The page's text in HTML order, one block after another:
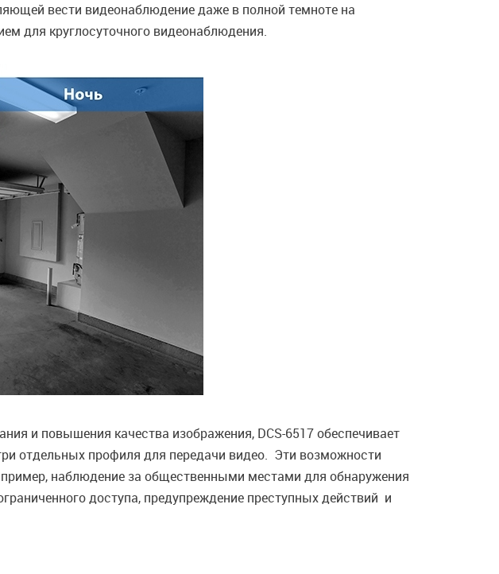
вести видеонаблюдение даже в полной темноте на
для круглосуточного видеонаблюдения.
и повышения качества изображения, DCS-6517 обеспечивает
отдельных профиля для передачи видео. Эти возможности
наблюдение за общественными местами для обнаружения
доступа, предупреждение преступных действий и